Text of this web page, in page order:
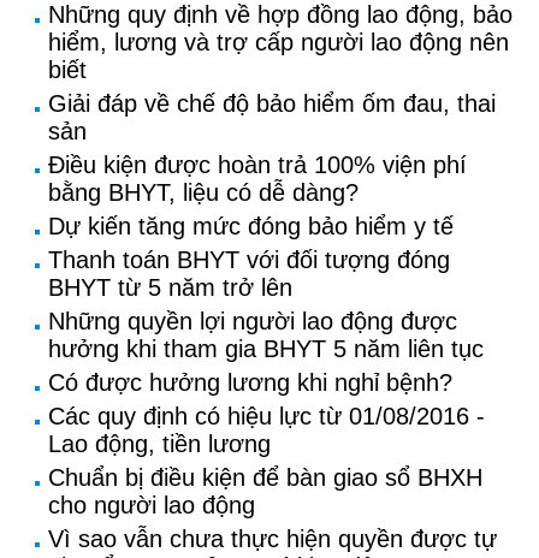
Những quy định về hợp đồng lao động, bảo
hiểm, lương và trợ cấp người lao động nên
biết
Giải đáp về chế độ bảo hiểm ốm đau, thai
sản
Điều kiện được hoàn trả 100% viện phí
bằng BHYT, liệu có dễ dàng?
Dự kiến tăng mức đóng bảo hiểm y tế
Thanh toán BHYT với đối tượng đóng
BHYT từ 5 năm trở lên
Những quyền lợi người lao động được
hưởng khi tham gia BHYT 5 năm liên tục
Có được hưởng lương khi nghỉ bệnh?
Các quy định có hiệu lực từ 01/08/2016 -
Lao động, tiền lương
Chuẩn bị điều kiện để bàn giao sổ BHXH
cho người lao động
Vì sao vẫn chưa thực hiện quyền được tự